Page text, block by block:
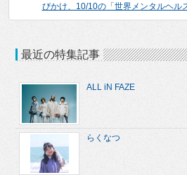
びかけ、10/10の「世界メンタルヘル
最近の特集記事
ALL iN FAZE
らくなつ